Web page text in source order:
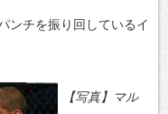
ンチを振り回しているイ
【写真】マル